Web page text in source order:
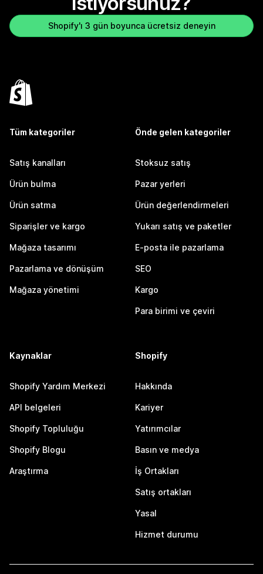
Shopify'ı 3 gün boyunca ücretsiz deneyin
Tüm kategoriler
Satış kanalları
Ürün bulma
Ürün satma
Siparişler ve kargo
Mağaza tasarımı
Pazarlama ve dönüşüm
Mağaza yönetimi
Önde gelen kategoriler
Stoksuz satış
Pazar yerleri
Ürün değerlendirmeleri
Yukarı satış ve paketler
E-posta ile pazarlama
SEO
Kargo
Para birimi ve çeviri
Kaynaklar
Shopify Yardım Merkezi
API belgeleri
Shopify Topluluğu
Shopify Blogu
Araştırma
Shopify
Hakkında
Kariyer
Yatırımcılar
Basın ve medya
İş Ortakları
Satış ortakları
Yasal
Hizmet durumu